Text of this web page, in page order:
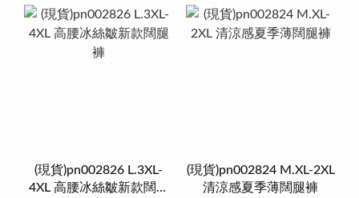
(現貨)pn002826 L.3XL-
4XL 高腰冰絲皺新款闊腿
(現貨)pn002824 M.XL-2XL
清涼感夏季薄闊腿褲